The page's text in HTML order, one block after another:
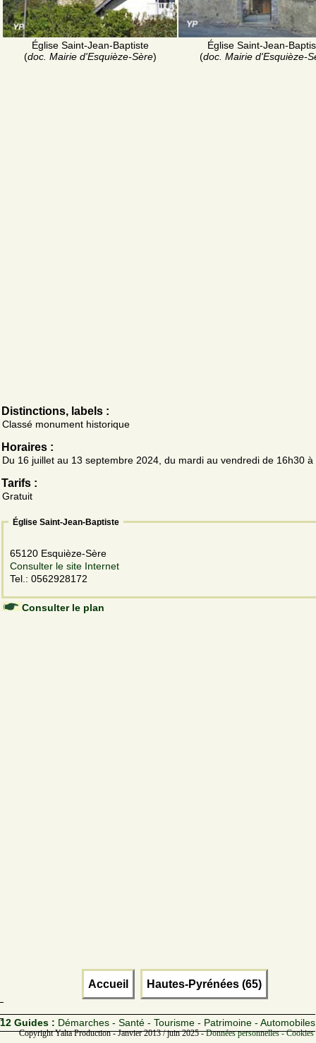
Église Saint-Jean-Baptiste
(doc. Mairie d'Esquièze-Sère)
Église Saint-Jean-
(doc. Mairie d'Esquièze-
Distinctions, labels :
Classé monument historique
Horaires :
Du 16 juillet au 13 septembre 2024, du mardi au vendredi de 16h30 à
Tarifs :
Gratuit
Église Saint-Jean-Baptiste
65120 Esquièze-Sère
Consulter le site Internet
Tel.: 0562928172
Consulter le plan
Accueil Hautes-Pyrénées (65)
12 Guides : Démarches - Santé - Tourisme - Patrimoine - Automobiles
Copyright Yalta Production - Janvier 2013 / juin 2025 -Données personnelles -